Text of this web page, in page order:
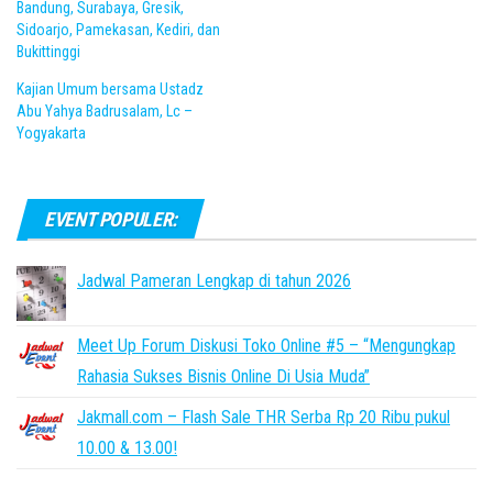
Bandung, Surabaya, Gresik,
Sidoarjo, Pamekasan, Kediri, dan
Bukittinggi
Kajian Umum bersama Ustadz
Abu Yahya Badrusalam, Lc –
Yogyakarta
EVENT POPULER:
Jadwal Pameran Lengkap di tahun 2026
Meet Up Forum Diskusi Toko Online #5 – “Mengungkap
Rahasia Sukses Bisnis Online Di Usia Muda”
Jakmall.com – Flash Sale THR Serba Rp 20 Ribu pukul
10.00 & 13.00!